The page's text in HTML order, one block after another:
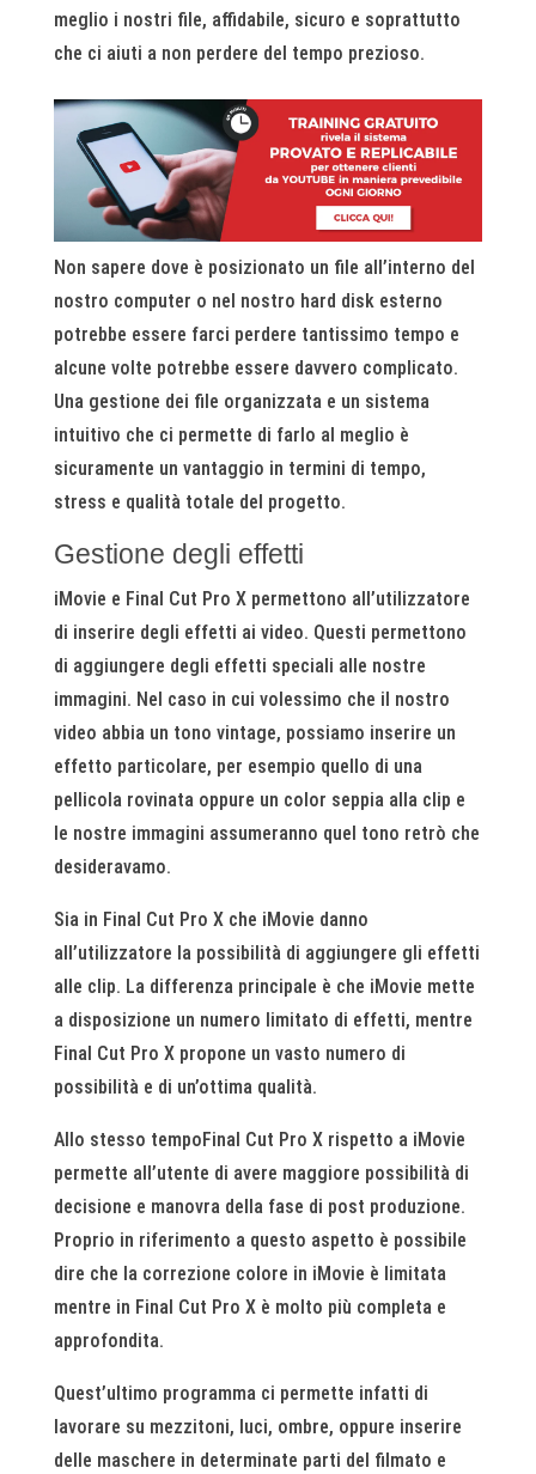
meglio i nostri file, affidabile, sicuro e soprattutto
che ci aiuti a non perdere del tempo prezioso.
Non sapere dove è posizionato un file all’interno del
nostro computer o nel nostro hard disk esterno
potrebbe essere farci perdere tantissimo tempo e
alcune volte potrebbe essere davvero complicato.
Una gestione dei file organizzata e un sistema
intuitivo che ci permette di farlo al meglio è
sicuramente un vantaggio in termini di tempo,
stress e qualità totale del progetto.
Gestione degli effetti
iMovie e Final Cut Pro X permettono all’utilizzatore
di inserire degli effetti ai video. Questi permettono
di aggiungere degli effetti speciali alle nostre
immagini. Nel caso in cui volessimo che il nostro
video abbia un tono vintage, possiamo inserire un
effetto particolare, per esempio quello di una
pellicola rovinata oppure un color seppia alla clip e
le nostre immagini assumeranno quel tono retrò che
desideravamo.
Sia in Final Cut Pro X che iMovie danno
all’utilizzatore la possibilità di aggiungere gli effetti
alle clip. La differenza principale è che iMovie mette
a disposizione un numero limitato di effetti, mentre
Final Cut Pro X propone un vasto numero di
possibilità e di un’ottima qualità.
Allo stesso tempoFinal Cut Pro X rispetto a iMovie
permette all’utente di avere maggiore possibilità di
decisione e manovra della fase di post produzione.
Proprio in riferimento a questo aspetto è possibile
dire che la correzione colore in iMovie è limitata
mentre in Final Cut Pro X è molto più completa e
approfondita.
Quest’ultimo programma ci permette infatti di
lavorare su mezzitoni, luci, ombre, oppure inserire
delle maschere in determinate parti del filmato e